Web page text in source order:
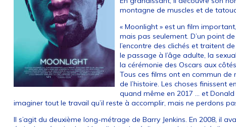
montagne de muscles et de
« Moonlight » est un film
mais pas seulement. D’un point
l’encontre des clichés et traitent
le passage à l’âge adulte, la
la cérémonie des Oscars aux
Tous ces films ont en commun
de l’histoire. Les choses finissent
quand même en 2017 … et
imaginer tout le travail qu’il reste à accomplir, mais ne perdons
Il s’agit du deuxième long-métrage de Barry Jenkins. En 2008, il